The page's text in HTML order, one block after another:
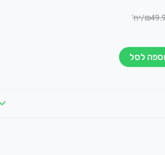
הנפלא של ירקות, פירות ומוצרים
/יח'
לסל